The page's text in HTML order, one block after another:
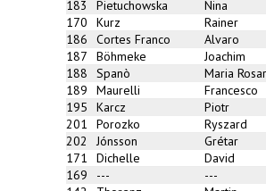
183
Pietuchowska Nina
170
Kurz Rainer
186
Cortes Franco Alvaro
187
Böhmeke Joachim
188
Spanò Maria
189
Maurelli Francesco
195
Karcz Piotr
201
Porozko Ryszard
202
Jónsson Grétar
171
Dichelle David
169
--- ---